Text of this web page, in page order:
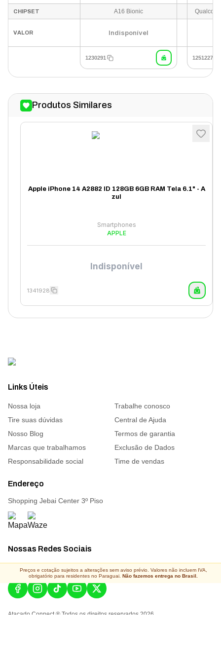
CHIPSET A16 Bionic
VALOR Indisponível
1230291 1251227
Produtos Similares
Apple iPhone 14 A2882 ID 128GB 6GB RAM Tela 6.1" - A
zul
Smartphones
APPLE
Indisponível
1341928
Links Úteis
Nossa loja
Trabalhe conosco
Tire suas dúvidas
Central de Ajuda
Nosso Blog
Termos de garantia
Marcas que trabalhamos
Exclusão de Dados
Responsabilidade social
Time de vendas
Endereço
Shopping Jebai Center 3º Piso
Nossas Redes Sociais
Acompanhe todas as novidades
Atacado Connect ® Todos os direitos reservados 2026
Preços e cotação sujeitos a alterações sem aviso prévio. Valores não incluem IVA,
obrigatório para residentes no Paraguai. Não fazemos entrega no Brasil.